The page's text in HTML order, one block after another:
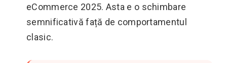
eCommerce 2025. Asta e o schimbare
semnificativă față de comportamentul
clasic.